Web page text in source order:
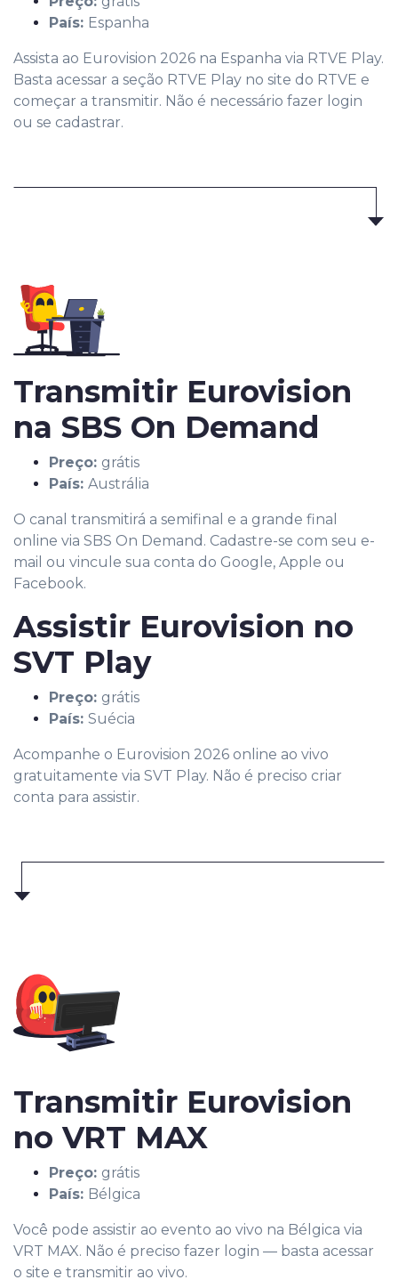
País: Espanha
Assista ao Eurovision 2026 na Espanha via RTVE Play.
Basta acessar a seção RTVE Play no site do RTVE e
começar a transmitir. Não é necessário fazer login
ou se cadastrar.
Transmitir Eurovision
na SBS On Demand
Preço: grátis
País: Austrália
O canal transmitirá a semifinal e a grande final
online via SBS On Demand. Cadastre-se com seu e-
mail ou vincule sua conta do Google, Apple ou
Facebook.
Assistir Eurovision no
SVT Play
Preço: grátis
País: Suécia
Acompanhe o Eurovision 2026 online ao vivo
gratuitamente via SVT Play. Não é preciso criar
conta para assistir.
Transmitir Eurovision
no VRT MAX
Preço: grátis
País: Bélgica
Você pode assistir ao evento ao vivo na Bélgica via
VRT MAX. Não é preciso fazer login — basta acessar
o site e transmitir ao vivo.